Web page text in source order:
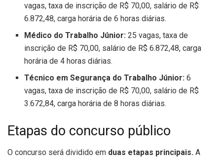
vagas, taxa de inscrição de R$ 70,00, salário de R$
6.872,48, carga horária de 6 horas diárias.
Médico do Trabalho Júnior:25 vagas, taxa de
inscrição de R$ 70,00, salário de R$ 6.872,48, carga
horária de 4 horas diárias.
Técnico em Segurança do Trabalho Júnior: 6
vagas, taxa de inscrição de R$ 70,00, salário de R$
3.672,84, carga horária de 8 horas diárias.
Etapas do concurso público
O concurso será dividido em duas etapas principais. A